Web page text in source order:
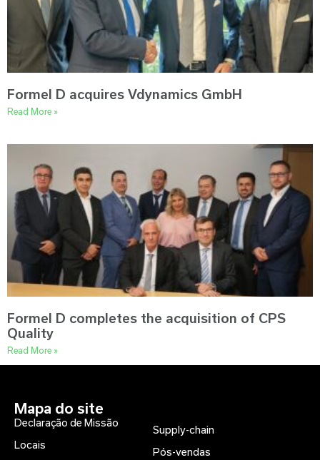
Formel D acquires Vdynamics GmbH
Read More »
Formel D completes the acquisition of CPS
Quality
Read More »
Mapa do site
Declaração de Missão
Locais
Supply-chain
Pós-vendas